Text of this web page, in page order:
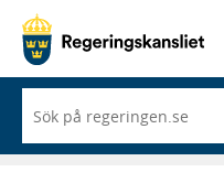
du
börjar
skriva